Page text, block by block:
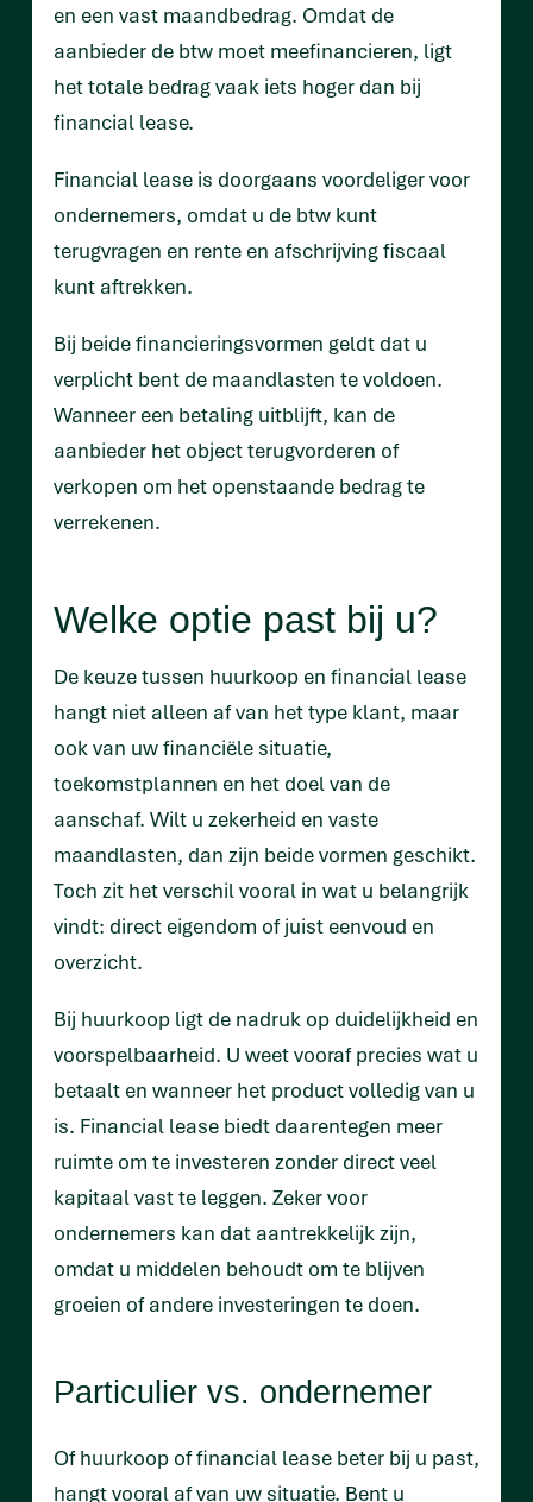
en een vast maandbedrag. Omdat de
aanbieder de btw moet meefinancieren, ligt
het totale bedrag vaak iets hoger dan bij
financial lease.
Financial lease is doorgaans voordeliger voor
ondernemers, omdat u de btw kunt
terugvragen en rente en afschrijving fiscaal
kunt aftrekken.
Bij beide financieringsvormen geldt dat u
verplicht bent de maandlasten te voldoen.
Wanneer een betaling uitblijft, kan de
aanbieder het object terugvorderen of
verkopen om het openstaande bedrag te
verrekenen.
Welke optie past bij u?
De keuze tussen huurkoop en financial lease
hangt niet alleen af van het type klant, maar
ook van uw financiële situatie,
toekomstplannen en het doel van de
aanschaf. Wilt u zekerheid en vaste
maandlasten, dan zijn beide vormen geschikt.
Toch zit het verschil vooral in wat u belangrijk
vindt: direct eigendom of juist eenvoud en
overzicht.
Bij huurkoop ligt de nadruk op duidelijkheid en
voorspelbaarheid. U weet vooraf precies wat u
betaalt en wanneer het product volledig van u
is. Financial lease biedt daarentegen meer
ruimte om te investeren zonder direct veel
kapitaal vast te leggen. Zeker voor
ondernemers kan dat aantrekkelijk zijn,
omdat u middelen behoudt om te blijven
groeien of andere investeringen te doen.
Particulier vs. ondernemer
Of huurkoop of financial lease beter bij u past,
hangt vooral af van uw situatie. Bent u